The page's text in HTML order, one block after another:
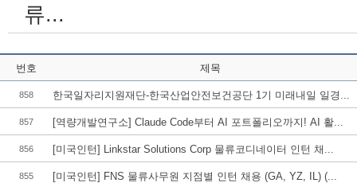
류...
번호 제목
858 한국일자리지원재단-한국산업안전보건공단 1기 미래내일 일경...
857 [역량개발연구소] Claude Code부터 AI 포트폴리오까지! AI 활...
856 [미국인턴] Linkstar Solutions Corp 물류코디네이터 인턴 채...
855 [미국인턴] FNS 물류사무원 지점별 인턴 채용 (GA, YZ, IL) (...